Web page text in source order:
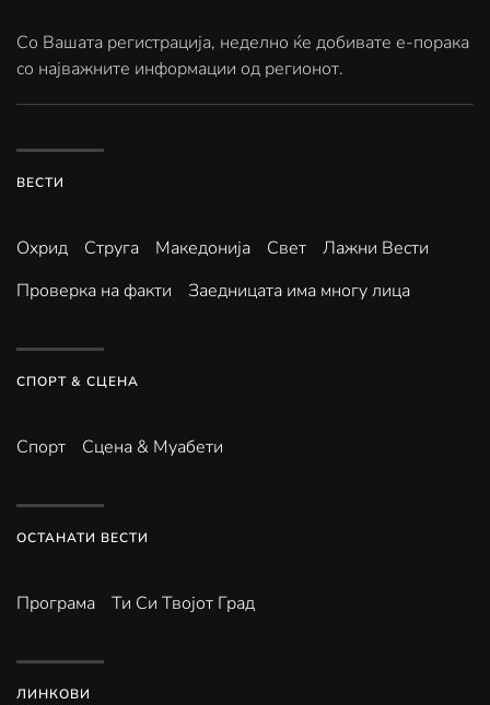
Со Вашата регистрација, неделно ќе добивате е-порака
со најважните информации од регионот.
ВЕСТИ
Охрид Струга Македонија Свет
Лажни Вести
Проверка на факти
Заедницата има многу лица
СПОРТ & СЦЕНА
Спорт Сцена & Муабети
ОСТАНАТИ ВЕСТИ
Програма Ти Си Твојот Град
ЛИНКОВИ